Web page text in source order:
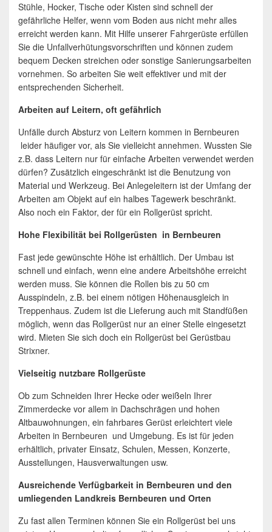
Stühle, Hocker, Tische oder Kisten sind schnell der
gefährliche Helfer, wenn vom Boden aus nicht mehr alles
erreicht werden kann. Mit Hilfe unserer Fahrgerüste erfüllen
Sie die Unfallverhütungsvorschriften und können zudem
bequem Decken streichen oder sonstige Sanierungsarbeiten
vornehmen. So arbeiten Sie weit effektiver und mit der
entsprechenden Sicherheit.
Arbeiten auf Leitern, oft gefährlich
Unfälle durch Absturz von Leitern kommen in Bernbeuren
leider häufiger vor, als Sie vielleicht annehmen. Wussten Sie
z.B. dass Leitern nur für einfache Arbeiten verwendet werden
dürfen? Zusätzlich eingeschränkt ist die Benutzung von
Material und Werkzeug. Bei Anlegeleitern ist der Umfang der
Arbeiten am Objekt auf ein halbes Tagewerk beschränkt.
Also noch ein Faktor, der für ein Rollgerüst spricht.
Hohe Flexibilität bei Rollgerüsten in Bernbeuren
Fast jede gewünschte Höhe ist erhältlich. Der Umbau ist
schnell und einfach, wenn eine andere Arbeitshöhe erreicht
werden muss. Sie können die Rollen bis zu 50 cm
Ausspindeln, z.B. bei einem nötigen Höhenausgleich in
Treppenhaus. Zudem ist die Lieferung auch mit Standfüßen
möglich, wenn das Rollgerüst nur an einer Stelle eingesetzt
wird. Mieten Sie sich doch ein Rollgerüst bei Gerüstbau
Strixner.
Vielseitig nutzbare Rollgerüste
Ob zum Schneiden Ihrer Hecke oder weißeln Ihrer
Zimmerdecke vor allem in Dachschrägen und hohen
Altbauwohnungen, ein fahrbares Gerüst erleichtert viele
Arbeiten in Bernbeuren und Umgebung. Es ist für jeden
erhältlich, privater Einsatz, Schulen, Messen, Konzerte,
Ausstellungen, Hausverwaltungen usw.
Ausreichende Verfügbarkeit in Bernbeuren und den
umliegenden Landkreis Bernbeuren und Orten
Zu fast allen Terminen können Sie ein Rollgerüst bei uns